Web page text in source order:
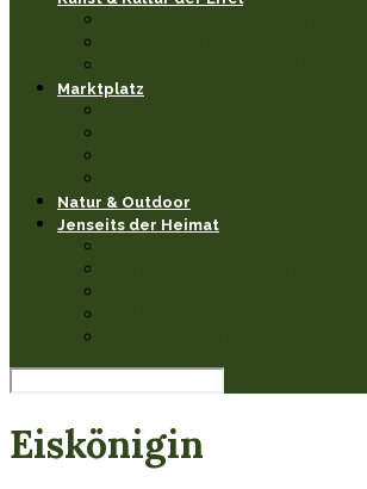
Marktplatz
Natur & Outdoor
Jenseits der Heimat
Eiskönigin